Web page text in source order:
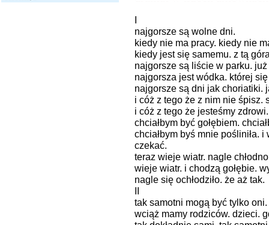
I
najgorsze są wolne dni.
kiedy nie ma pracy. kiedy nie
kiedy jest się samemu. z tą
najgorsze są liście w parku.
najgorsza jest wódka. której
najgorsze są dni jak choriatiki.
i cóż z tego że z nim nie śpisz.
i cóż z tego że jesteśmy
chciałbym być gołębiem.
chciałbym byś mnie pośliniła. i
czekać.
teraz wieje wiatr. nagle
wieje wiatr. i chodzą gołębie.
nagle się ochłodziło. że aż tak.
II
tak samotni mogą być tylko
wciąż mamy rodziców. dzieci.